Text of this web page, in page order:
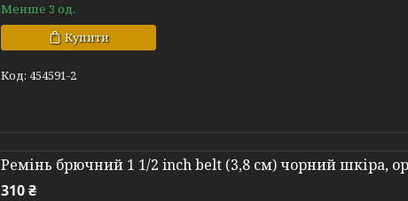
Менше 3 од.
Купити
454591-2
Ремінь брючний 1 1/2 inch belt (3,8 см) чорний шкіра,
310 ₴